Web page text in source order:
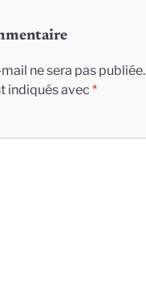
ne sera pas publiée.
indiqués avec*